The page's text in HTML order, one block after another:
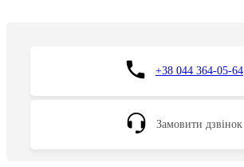
+38 044 364-05-64
Замовити дзвінок